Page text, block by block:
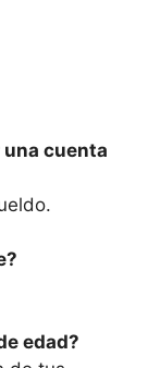
una cuenta
edad?